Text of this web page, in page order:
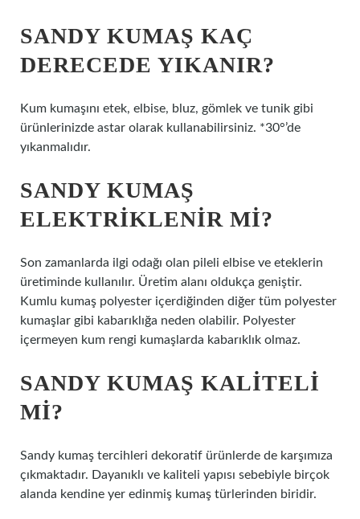
SANDY KUMAŞ KAÇ
DERECEDE YIKANIR?
Kum kumaşını etek, elbise, bluz, gömlek ve tunik gibi
ürünlerinizde astar olarak kullanabilirsiniz. *30°’de
yıkanmalıdır.
SANDY KUMAŞ
ELEKTRIKLENIR MI?
Son zamanlarda ilgi odağı olan pileli elbise ve eteklerin
üretiminde kullanılır. Üretim alanı oldukça geniştir.
Kumlu kumaş polyester içerdiğinden diğer tüm polyester
kumaşlar gibi kabarıklığa neden olabilir. Polyester
içermeyen kum rengi kumaşlarda kabarıklık olmaz.
SANDY KUMAŞ KALITELI
MI?
Sandy kumaş tercihleri ​​dekoratif ürünlerde de karşımıza
çıkmaktadır. Dayanıklı ve kaliteli yapısı sebebiyle birçok
alanda kendine yer edinmiş kumaş türlerinden biridir.